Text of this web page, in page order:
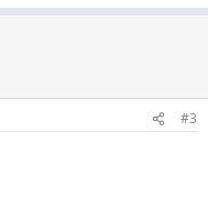
#3